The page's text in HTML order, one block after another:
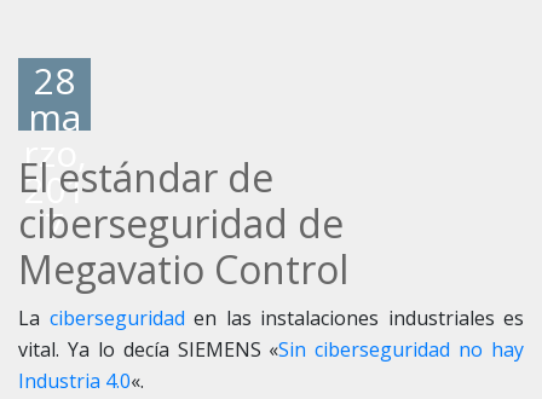
28
ma
rzo,
201
7
El estándar de
ciberseguridad de
Megavatio Control
La ciberseguridad en las instalaciones industriales es
vital. Ya lo decía SIEMENS «Sin ciberseguridad no hay
Industria 4.0«.